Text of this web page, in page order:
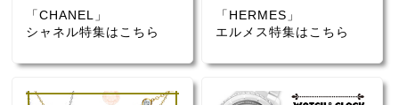
「CHANEL」
シャネル特集はこちら
「HERMES」
エルメス特集はこちら